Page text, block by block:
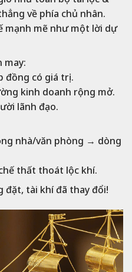
về phía chủ nhân.
mạnh mẽ như một lời dự
may:
đồng có giá trị.
kinh doanh rộng mở.
lãnh đạo.
nhà/văn phòng → dòng
thất thoát lộc khí.
đặt, tài khí đã thay đổi!